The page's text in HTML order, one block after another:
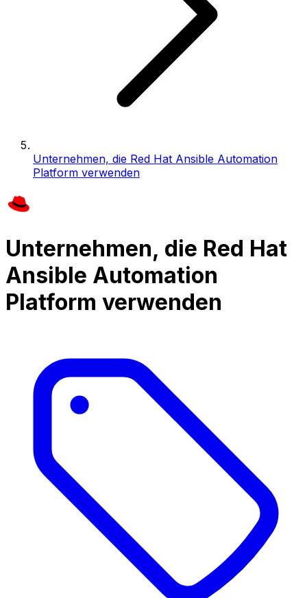
Unternehmen, die Red Hat Ansible Automation
Platform verwenden
Unternehmen, die Red Hat
Ansible Automation
Platform verwenden